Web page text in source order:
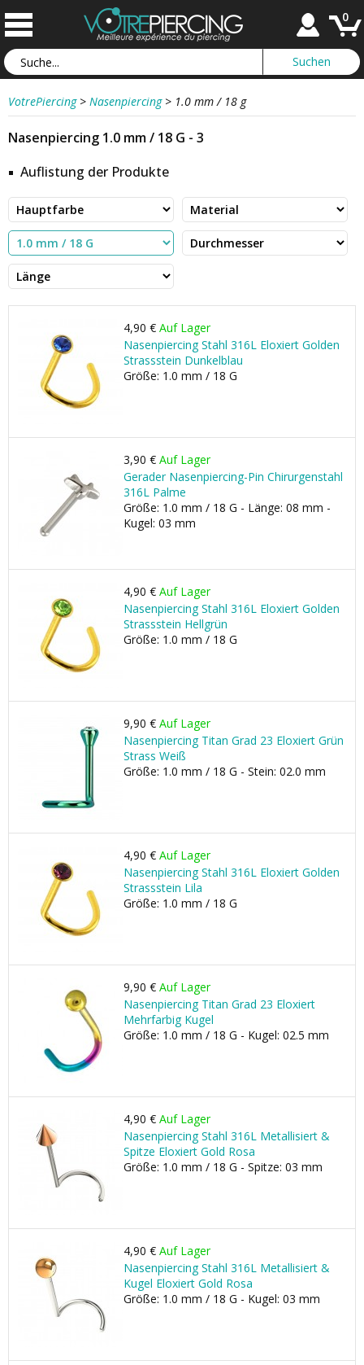
0
VotrePiercing > Nasenpiercing > 1.0 mm / 18 g
Nasenpiercing 1.0 mm / 18 G - 3
Auflistung der Produkte
4,90 € Auf Lager
Nasenpiercing Stahl 316L Eloxiert Golden
Strassstein Dunkelblau
Größe: 1.0 mm / 18 G
3,90 € Auf Lager
Gerader Nasenpiercing-Pin Chirurgenstahl
316L Palme
Größe: 1.0 mm / 18 G - Länge: 08 mm -
Kugel: 03 mm
4,90 € Auf Lager
Nasenpiercing Stahl 316L Eloxiert Golden
Strassstein Hellgrün
Größe: 1.0 mm / 18 G
9,90 € Auf Lager
Nasenpiercing Titan Grad 23 Eloxiert Grün
Strass Weiß
Größe: 1.0 mm / 18 G - Stein: 02.0 mm
4,90 € Auf Lager
Nasenpiercing Stahl 316L Eloxiert Golden
Strassstein Lila
Größe: 1.0 mm / 18 G
9,90 € Auf Lager
Nasenpiercing Titan Grad 23 Eloxiert
Mehrfarbig Kugel
Größe: 1.0 mm / 18 G - Kugel: 02.5 mm
4,90 € Auf Lager
Nasenpiercing Stahl 316L Metallisiert &
Spitze Eloxiert Gold Rosa
Größe: 1.0 mm / 18 G - Spitze: 03 mm
4,90 € Auf Lager
Nasenpiercing Stahl 316L Metallisiert &
Kugel Eloxiert Gold Rosa
Größe: 1.0 mm / 18 G - Kugel: 03 mm